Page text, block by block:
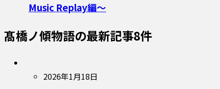
Music Replay編〜
髙橋ノ傾物語の最新記事8件
2026年1月18日